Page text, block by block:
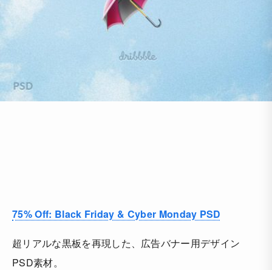
75% Off: Black Friday & Cyber Monday PSD
超リアルな黒板を再現した、広告バナー用デザイン
PSD素材。